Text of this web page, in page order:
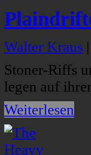
Walter Kraus |
Stoner-Riffs
legen auf
Weiterlesen